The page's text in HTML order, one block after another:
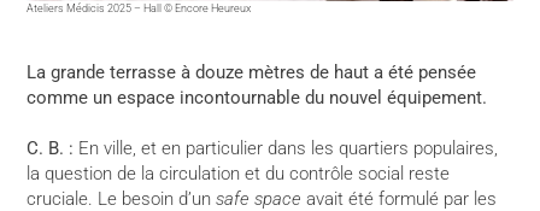
Ateliers Médicis 2025 – Hall © Encore Heureux
La grande terrasse à douze mètres de haut a été pensée
comme un espace incontournable du nouvel équipement.
C. B. : En ville, et en particulier dans les quartiers populaires,
la question de la circulation et du contrôle social reste
cruciale. Le besoin d’unsafe spaceavait été formulé par les